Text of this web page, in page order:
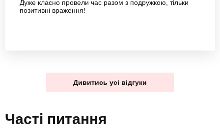
Дуже класно провели час разом з подружкою, тільки
позитивні враження!
Дивитись усі відгуки
Часті питання